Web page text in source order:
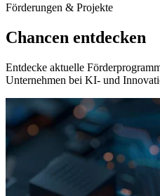
Förderungen & Projekte
Chancen entdecken
Entdecke aktuelle
Unternehmen bei KI- und